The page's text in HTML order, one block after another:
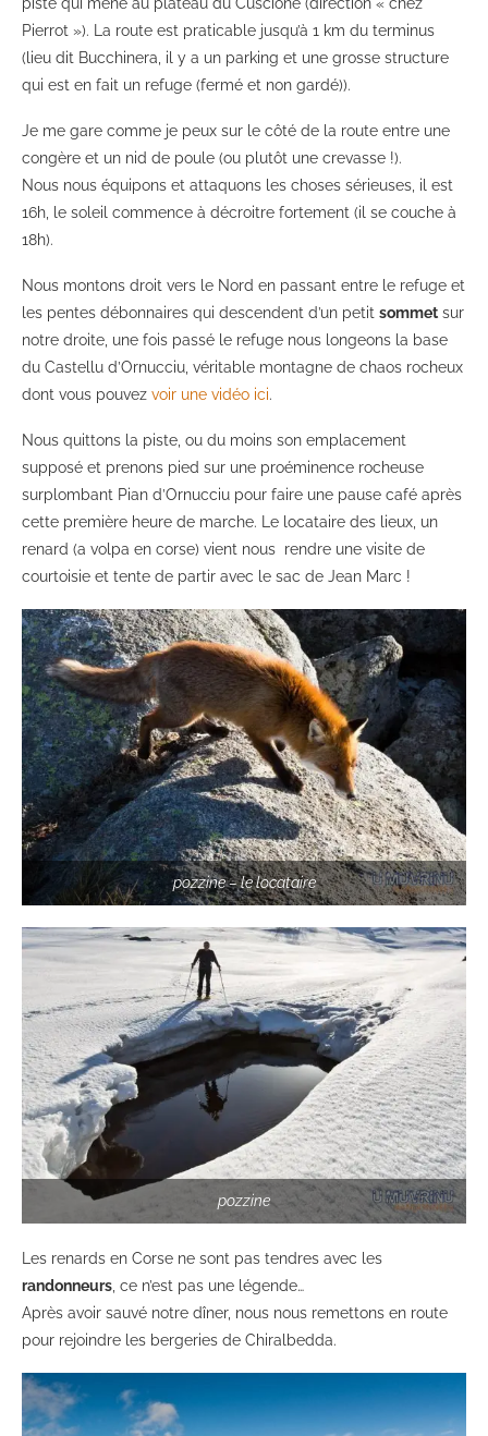
Pierrot »). La route est praticable jusqu’à 1 km du terminus
(lieu dit Bucchinera, il y a un parking et une grosse structure
qui est en fait un refuge (fermé et non gardé)).
Je me gare comme je peux sur le côté de la route entre une
congère et un nid de poule (ou plutôt une crevasse !).
Nous nous équipons et attaquons les choses sérieuses, il est
16h, le soleil commence à décroitre fortement (il se couche à
18h).
Nous montons droit vers le Nord en passant entre le refuge et
les pentes débonnaires qui descendent d’un petit sommet sur
notre droite, une fois passé le refuge nous longeons la base
du Castellu d’Ornucciu, véritable montagne de chaos rocheux
dont vous pouvez voir une vidéo ici.
Nous quittons la piste, ou du moins son emplacement
supposé et prenons pied sur une proéminence rocheuse
surplombant Pian d’Ornucciu pour faire une pause café après
cette première heure de marche. Le locataire des lieux, un
renard (a volpa en corse) vient nous rendre une visite de
courtoisie et tente de partir avec le sac de Jean Marc !
pozzine – le locataire
pozzine
Les renards en Corse ne sont pas tendres avec les
randonneurs , ce n’est pas une légende…
Après avoir sauvé notre dîner, nous nous remettons en route
pour rejoindre les bergeries de Chiralbedda.